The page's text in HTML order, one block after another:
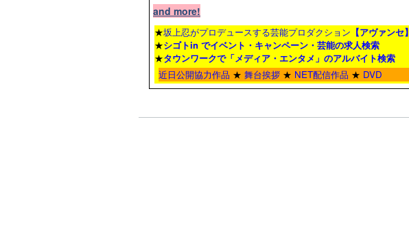
and more!
★坂上忍がプロデュースする芸能プロダクション 【アヴァンセ】
★シゴトin でイベント・キャンペーン・芸能の求人検索
★タウンワークで「メディア・エンタメ」のアルバイト検索
近日公開協力作品 ★ 舞台挨拶 ★ NET配信作品 ★ DVD